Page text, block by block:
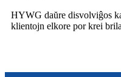
HYWG daŭre disvolviĝos
klientojn elkore por krei